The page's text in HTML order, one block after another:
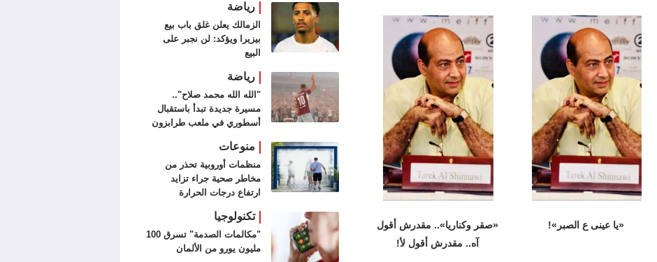
«يا عينى ع الصبر»!
«صقر وكناريا».. مقدرش أقول
آه.. مقدرش أقول لأ!
رياضة
الزمالك يعلن غلق باب بيع
بيزيرا ويؤكد: لن نجبر على
البيع
رياضة
"الله الله محمد صلاح"..
مسيرة جديدة تبدأ باستقبال
أسطوري في ملعب طرابزون
منوعات
منظمات أوروبية تحذر من
مخاطر صحية جراء تزايد
ارتفاع درجات الحرارة
تكنولوجيا
"مكالمات الصدمة" تسرق 100
مليون يورو من الألمان